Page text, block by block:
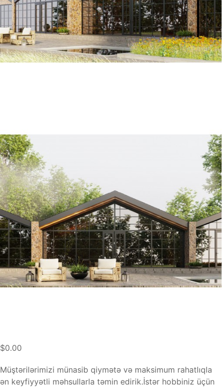
$0.00
Müştərilərimizi münasib qiymətə və maksimum rahatlıqla
ən keyfiyyətli məhsullarla təmin edirik.İstər hobbiniz üçün